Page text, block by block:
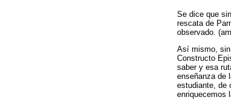
Se dice que
rescata de
observado.
Así mismo, sin
Constructo
saber y esa
enseñanza de
estudiante, de
enriquecemos